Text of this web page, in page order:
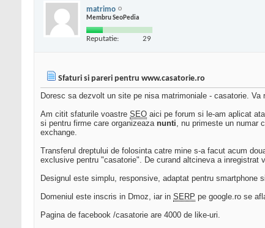
matrimo
Membru SeoPedia
Reputatie: 29
Sfaturi si pareri pentru www.casatorie.ro
Doresc sa dezvolt un site pe nisa matrimoniale - casatorie.
Am citit sfaturile voastre SEO aici pe forum si le-am aplicat
si pentru firme care organizeaza nunti, nu primeste un numar
exchange.
Transferul dreptului de folosinta catre mine s-a facut acum
exclusive pentru "casatorie". De curand altcineva a
Designul este simplu, responsive, adaptat pentru smartphone
Domeniul este inscris in Dmoz, iar in SERP pe google.ro se
Pagina de facebook /casatorie are 4000 de like-uri.